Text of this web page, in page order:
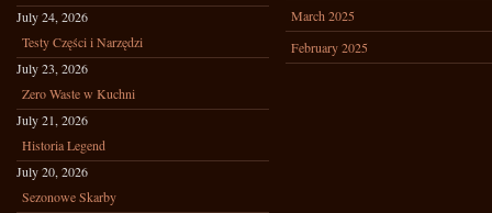
July 24, 2026
Testy Części i Narzędzi
July 23, 2026
Zero Waste w Kuchni
July 21, 2026
Historia Legend
July 20, 2026
Sezonowe Skarby
March 2025
February 2025